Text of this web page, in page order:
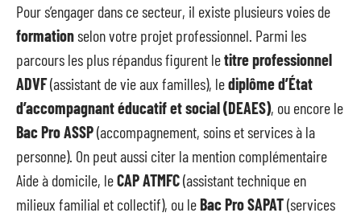
Pour s’engager dans ce secteur, il existe plusieurs voies de
formationselon votre projet professionnel. Parmi les
parcours les plus répandus figurent letitre professionnel
ADVF(assistant de vie aux familles), lediplôme d’État
d’accompagnant éducatif et social (DEAES), ou encore le
Bac Pro ASSP(accompagnement, soins et services à la
personne). On peut aussi citer la mention complémentaire
Aide à domicile, leCAP ATMFC(assistant technique en
milieux familial et collectif), ou leBac Pro SAPAT(services